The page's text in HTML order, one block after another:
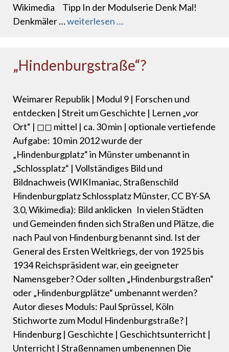
Wikimedia Tipp In der Modulserie Denk Mal!
Denkmäler …weiterlesen …
„Hindenburgstraße“?
Weimarer Republik | Modul 9 | Forschen und
entdecken | Streit um Geschichte | Lernen „vor
Ort“ | ◻◻ mittel | ca. 30 min | optionale vertiefende
Aufgabe: 10 min 2012 wurde der
„Hindenburgplatz“ in Münster umbenannt in
„Schlossplatz“ | Vollständiges Bild und
Bildnachweis (WIKImaniac, Straßenschild
Hindenburgplatz Schlossplatz Münster, CC BY-SA
3.0, Wikimedia): Bild anklicken In vielen Städten
und Gemeinden finden sich Straßen und Plätze, die
nach Paul von Hindenburg be­nannt sind. Ist der
General des Ersten Weltkriegs, der von 1925 bis
1934 Reichspräsident war, ein geeigneter
Namensgeber? Oder sollten „Hindenburg­straßen“
oder „Hindenburgplätze“ umbenannt werden?
Autor dieses Moduls: Paul Sprüssel, Köln
Stichworte zum Modul Hindenburgstraße? |
Hindenburg | Geschichte | Geschichtsunterricht |
Unterricht | Straßennamen umbenennen Die